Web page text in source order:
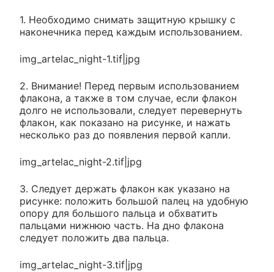
1. Необходимо снимать защитную крышку с
наконечника перед каждым использованием.
img_artelac_night-1.tif|jpg
2. Внимание! Перед первым использованием
флакона, а также в том случае, если флакон
долго не использовали, следует перевернуть
флакон, как показано на рисунке, и нажать
несколько раз до появления первой капли.
img_artelac_night-2.tif|jpg
3. Следует держать флакон как указано на
рисунке: положить большой палец на удобную
опору для большого пальца и обхватить
пальцами нижнюю часть. На дно флакона
следует положить два пальца.
img_artelac_night-3.tif|jpg